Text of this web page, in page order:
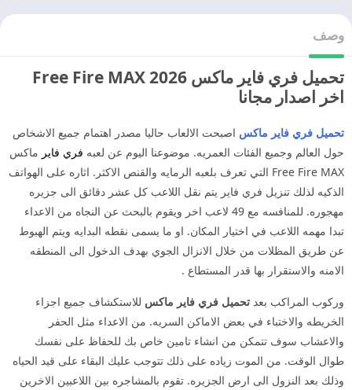
وصف
تحميل فري فاير ماكس 2026 Free Fire MAX
اخر اصدار مجانا
تحميل فري فاير ماكس اصبحت الالعاب حاليا مصدر اهتمام جميع الاشخاص
حول العالم وجميع الفئات العمريه. موضوعنا اليوم عن لعبه فري فاير ماكس
Free Fire MAX التي تعرف بلعبه الرمايه والقنص الاكثر. اثاره على الهواتف
الذكيه لذلك تنزيل فري فاير يتم نقل اللاعب كل عشر دقائق الى جزيره
مهجوره. للمنافسه مع 49 لاعب اخر ويقوم بالبحث عن النجاه من الاعداء
تبدا مهمه اللاعب في اختيار المكان. او ما يسمى نقطه البدايه ويتم الهبوط
عن طريق المظلات من خلال الانزال الجوي بهدف الدخول الى المنطقه
الامنه والاستقرار بها قدر المستطاع .
وركوب المراكب بعد تحميل فري فاير ماكس للاستكشاف جميع اجزاء
الخريطه والاختباء في بعض الاماكن السريه. من الاعداء مثل الحفر
والاعشاب سوف تتمكن من انشاء تامين خاص بك للحفاظ على نفسك
طوال الوقت. من الموت زياده على ذلك تتوجب عليك البقاء على قيد الحياه
وذلك بعد النزول الى ارض الجزيره. تقوم بالمشاجره بين اللاعبين الاخرين